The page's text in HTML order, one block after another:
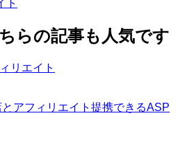
リエイト
アフィリエイト提携できるASP